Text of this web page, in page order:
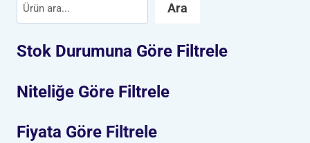
Ara
Stok Durumuna Göre Filtrele
Niteliğe Göre Filtrele
Fiyata Göre Filtrele